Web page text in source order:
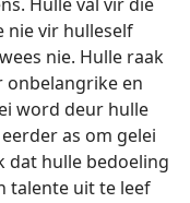
nie vir hulleself
nie. Hulle raak
en
word deur hulle
as om gelei
dat hulle bedoeling
talente uit te leef